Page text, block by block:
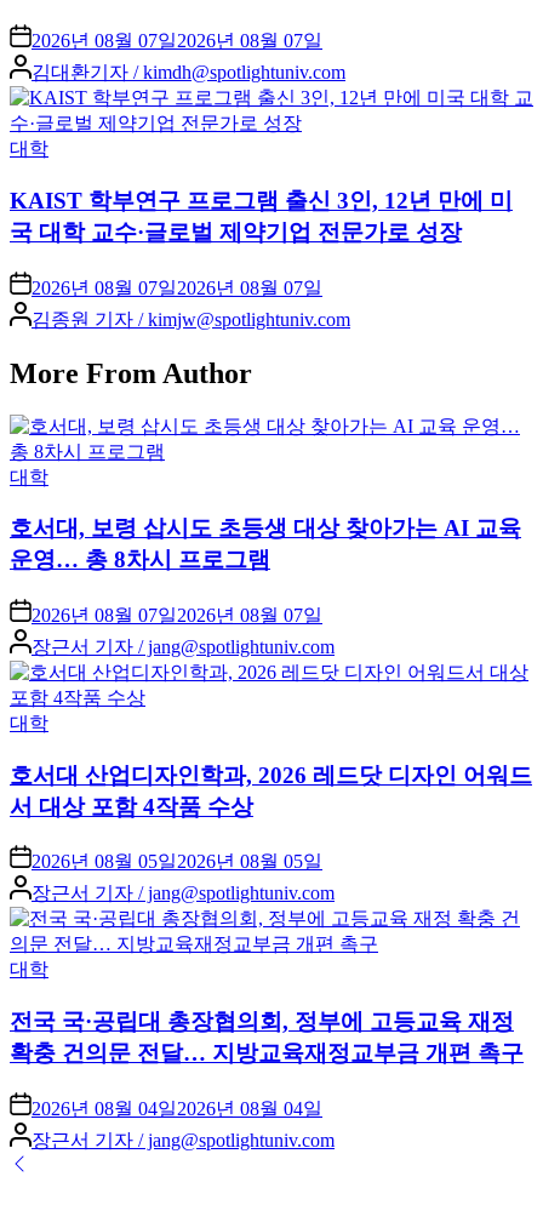
2026년 08월 07일2026년 08월 07일
Posted
by
김대환기자 / kimdh@spotlightuniv.com
Posted
대학
KAIST 학부연구 프로그램 출신 3인, 12년 만에 미
국 대학 교수·글로벌 제약기업 전문가로 성장
2026년 08월 07일2026년 08월 07일
Posted
by
김종원 기자 / kimjw@spotlightuniv.com
More From Author
Posted
대학
호서대, 보령 삽시도 초등생 대상 찾아가는 AI 교육
운영… 총 8차시 프로그램
2026년 08월 07일2026년 08월 07일
Posted
by
장근서 기자 / jang@spotlightuniv.com
Posted
대학
호서대 산업디자인학과, 2026 레드닷 디자인 어워드
서 대상 포함 4작품 수상
2026년 08월 05일2026년 08월 05일
Posted
by
장근서 기자 / jang@spotlightuniv.com
Posted
대학
전국 국·공립대 총장협의회, 정부에 고등교육 재정
확충 건의문 전달… 지방교육재정교부금 개편 촉구
2026년 08월 04일2026년 08월 04일
Posted
by
장근서 기자 / jang@spotlightuniv.com